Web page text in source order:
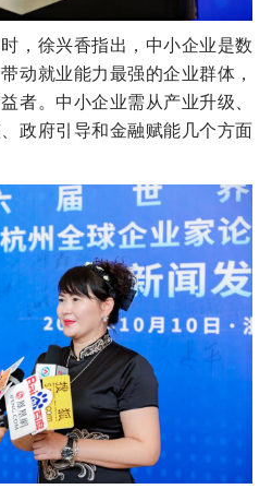
徐兴香指出，中小企业是数
动就业能力最强的企业群体，
者。中小企业需从产业升级、
政府引导和金融赋能几个方面